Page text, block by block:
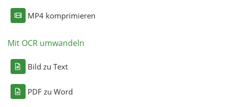
MP4 komprimieren
Mit OCR umwandeln
Bild zu Text
PDF zu Word